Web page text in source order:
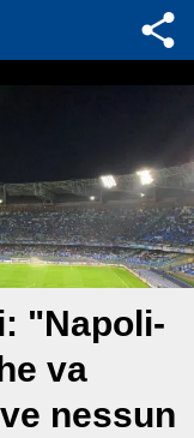
"Napoli-
va
nessun